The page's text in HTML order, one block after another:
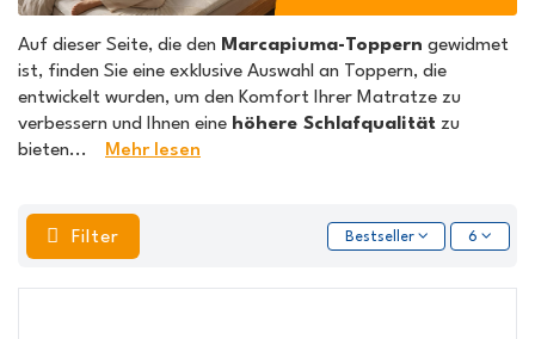
Auf dieser Seite, die den Marcapiuma-Toppern gewidmet
ist, finden Sie eine exklusive Auswahl an Toppern, die
entwickelt wurden, um den Komfort Ihrer Matratze zu
verbessern und Ihnen eine höhere Schlafqualität zu
bieten... Mehr lesen
Filter Bestseller 6